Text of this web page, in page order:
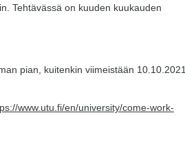
Tehtävässä on kuuden kuukauden
pian, kuitenkin viimeistään 10.10.2021
www.utu.fi/en/university/come-work-